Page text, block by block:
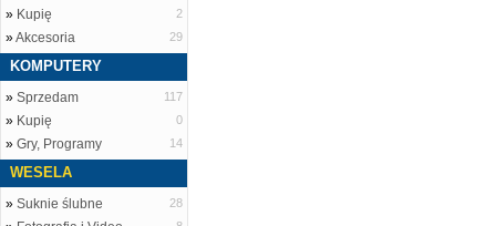
» Kupię 2
»Akcesoria 29
KOMPUTERY
» Sprzedam 117
» Kupię 0
» Gry, Programy 14
WESELA
» Suknie ślubne 28